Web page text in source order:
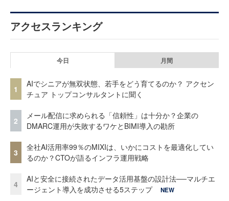
アクセスランキング
今日 月間
1
AIでシニアが無双状態、若手をどう育てるのか？ アクセン
チュア トップコンサルタントに聞く
2
メール配信に求められる「信頼性」は十分か？企業の
DMARC運用が失敗するワケとBIMI導入の勘所
3
全社AI活用率99％のMIXIは、いかにコストを最適化してい
るのか？CTOが語るインフラ運用戦略
4
AIと安全に接続されたデータ活用基盤の設計法──マルチエ
ージェント導入を成功させる5ステップ
NEW